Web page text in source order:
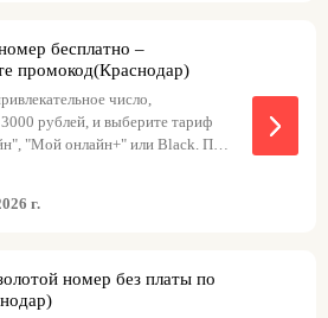
бесплатно –
промокод(Краснодар)
число,
рублей, и выберите тариф
"Мой онлайн+" или Black. При
введите промокод и ваше
соответствует тарифу
г.
номер без платы по